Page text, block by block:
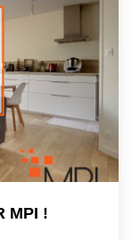
MPI !